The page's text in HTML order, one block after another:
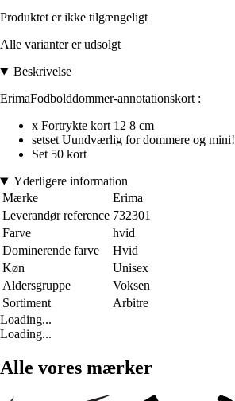
Produktet er ikke tilgængeligt
Alle varianter er udsolgt
Beskrivelse
ErimaFodbolddommer-annotationskort :
x Fortrykte kort 12 8 cm
setset Uundværlig for dommere og mini!
Set 50 kort
Yderligere information
Mærke
Erima
Leverandør reference 732301
Farve
hvid
Dominerende farve
Hvid
Køn
Unisex
Aldersgruppe
Voksen
Sortiment
Arbitre
Loading...
Loading...
Alle vores mærker